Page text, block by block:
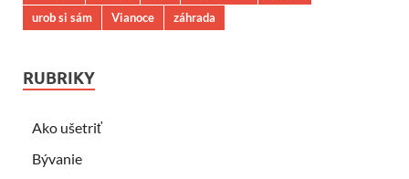
urob si sám
Vianoce záhrada
RUBRIKY
Ako ušetriť
Bývanie